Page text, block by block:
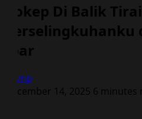
Bokep Di Balik
Ipar
vqvnp
December 14, 2025 6 minutes